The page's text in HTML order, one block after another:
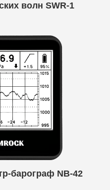
волн SWR-1
барограф NB-42